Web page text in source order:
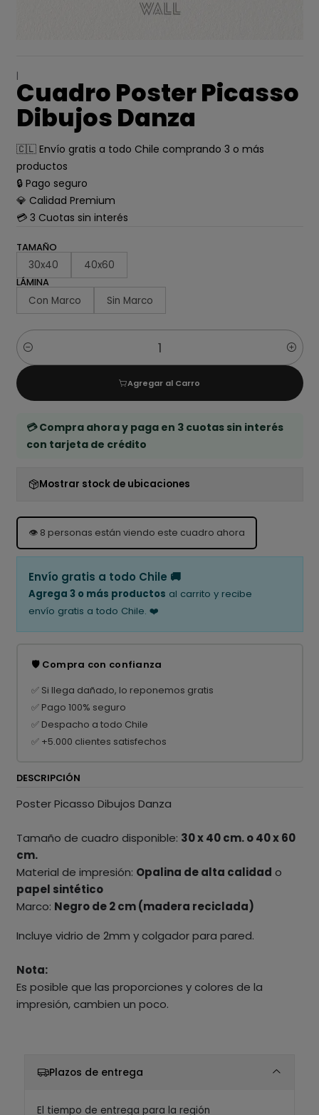
|
Cuadro Poster Picasso
Dibujos Danza
🇨🇱 Envío gratis a todo Chile comprando 3 o más
productos
🔒 Pago seguro
💎 Calidad Premium
💳 3 Cuotas sin interés
TAMAÑO
30x40 40x60
LÁMINA
Con Marco Sin Marco
Cantidad
Agregar al Carro
💳 Compra ahora y paga en 3 cuotas sin interés
con tarjeta de crédito
Mostrar stock de ubicaciones
👁️ 8 personas están viendo este cuadro ahora
Envío gratis a todo Chile 🚚
Agrega 3 o más productos al carrito y recibe
envío gratis a todo Chile. ❤️
🛡️ Compra con confianza
✅ Si llega dañado, lo reponemos gratis
✅ Pago 100% seguro
✅ Despacho a todo Chile
✅ +5.000 clientes satisfechos
DESCRIPCIÓN
Poster Picasso Dibujos Danza
Tamaño de cuadro disponible: 30 x 40 cm. o 40 x 60
cm.
Material de impresión: Opalina de alta calidad o
papel sintético
Marco: Negro de 2 cm (madera reciclada)
Incluye vidrio de 2mm y colgador para pared.
Nota:
Es posible que las proporciones y colores de la
impresión, cambien un poco.
Plazos de entrega
El tiempo de entrega para la región